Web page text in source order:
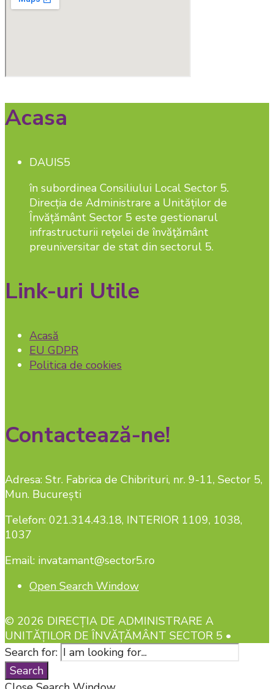
Acasa
DAUIS5
în subordinea Consiliului Local Sector 5.
Direcția de Administrare a Unităților de
Învățământ Sector 5 este gestionarul
infrastructurii reţelei de învăţământ
preuniversitar de stat din sectorul 5.
Link-uri Utile
Acasă
EU GDPR
Politica de cookies
Contactează-ne!
Adresa: Str. Fabrica de Chibrituri, nr. 9-11, Sector 5,
Mun. București
Telefon: 021.314.43.18, INTERIOR 1109, 1038,
1037
Email: invatamant@sector5.ro
Open Search Window
© 2026 DIRECȚIA DE ADMINISTRARE A
UNITĂȚILOR DE ÎNVĂȚĂMÂNT SECTOR 5 •
Search for:
Search